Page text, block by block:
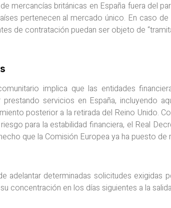
mercancías británicas en España fuera del
pertenecen al mercado único. En caso
de contratación puedan ser objeto de
implica que las entidades
servicios en España, incluyendo
posterior a la retirada del Reino Unido.
para la estabilidad financiera, el Real
que la Comisión Europea ya ha puesto
adelantar determinadas solicitudes
concentración en los días siguientes a la